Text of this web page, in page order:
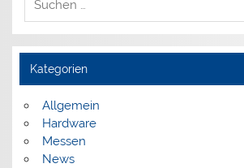
Kategorien
Allgemein
Hardware
Messen
News